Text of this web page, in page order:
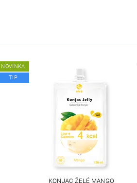
NOVINKA
TIP
KONJAC ŽELÉ MANGO